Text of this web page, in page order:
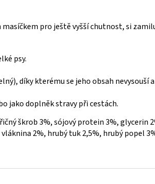
pro ještě vyšší chutnost, si
psy.
díky kterému se jeho obsah nevysouší
jako doplněk stravy při cestách.
škrob 3%, sójový protein 3%, glycerin
2%, hrubý tuk 2,5%, hrubý popel